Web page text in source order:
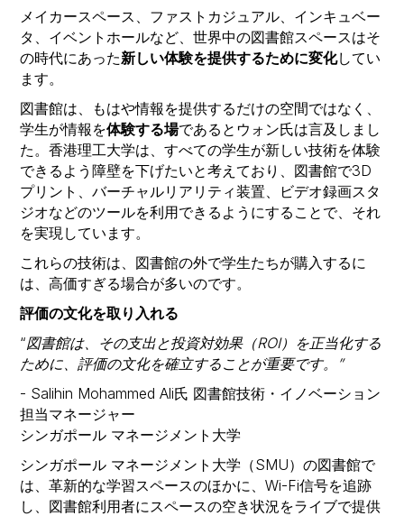
メイカースペース、ファストカジュアル、インキュベー
タ、イベントホールなど、世界中の図書館スペースはそ
の時代にあった新しい体験を提供するために変化してい
ます。
図書館は、もはや情報を提供するだけの空間ではなく、
学生が情報を体験する場であるとウォン氏は言及しまし
た。香港理工大学は、すべての学生が新しい技術を体験
できるよう障壁を下げたいと考えており、図書館で3D
プリント、バーチャルリアリティ装置、ビデオ録画スタ
ジオなどのツールを利用できるようにすることで、それ
を実現しています。
これらの技術は、図書館の外で学生たちが購入するに
は、高価すぎる場合が多いのです。
評価の文化を取り入れる
“図書館は、その支出と投資対効果（ROI）を正当化する
ために、評価の文化を確立することが重要です。”
- Salihin Mohammed Ali氏 図書館技術・イノベーション
担当マネージャー
シンガポール マネージメント大学
シンガポール マネージメント大学（SMU）の図書館で
は、革新的な学習スペースのほかに、Wi-Fi信号を追跡
し、図書館利用者にスペースの空き状況をライブで提供